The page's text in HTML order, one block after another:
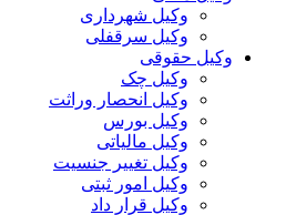
وکیل شهرداری
وکیل سرقفلی
وکیل حقوقی
وکیل چک
وکیل انحصار وراثت
وکیل بورس
وکیل مالیاتی
وکیل تغییر جنسیت
وکیل امور ثبتی
وکیل قرار داد